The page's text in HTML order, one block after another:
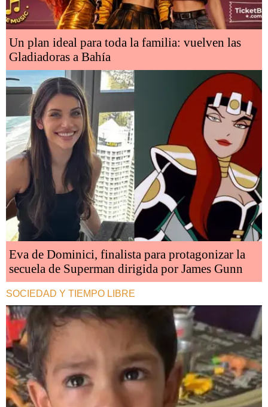
Un plan ideal para toda la familia: vuelven las
Gladiadoras a Bahía
Eva de Dominici, finalista para protagonizar la
secuela de Superman dirigida por James Gunn
SOCIEDAD Y TIEMPO LIBRE